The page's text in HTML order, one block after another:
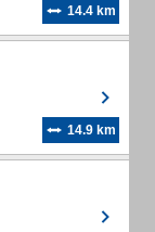
14.4 km
14.9 km